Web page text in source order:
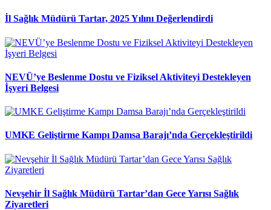
İl Sağlık Müdürü Tartar, 2025 Yılını Değerlendirdi
NEVÜ’ye Beslenme Dostu ve Fiziksel Aktiviteyi Destekleyen
İşyeri Belgesi
UMKE Geliştirme Kampı Damsa Barajı’nda Gerçekleştirildi
Nevşehir İl Sağlık Müdürü Tartar’dan Gece Yarısı Sağlık
Ziyaretleri